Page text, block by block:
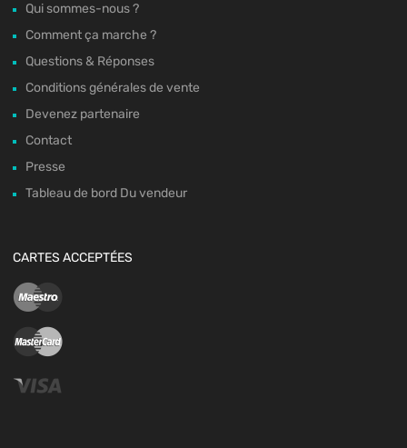
Qui sommes-nous ?
Comment ça marche ?
Questions & Réponses
Conditions générales de vente
Devenez partenaire
Contact
Presse
Tableau de bord Du vendeur
CARTES ACCEPTÉES